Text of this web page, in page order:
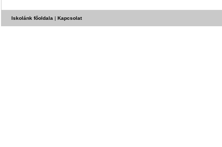
Iskolánk főoldala | Kapcsolat